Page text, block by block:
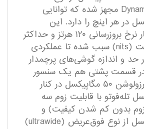
Dynamic AMOLED 2X مجهز شده که توانایی
۴۰۳ پیکسل در هر اینچ را دارد. این
مشخصات در کنار نرخ بروزرسانی ۱۲۰ هرتز و حداکثر
روشنایی ۱۴۵۰ نیت (nits) سبب شده تا عملکردی
حد و اندازه گوشی‌های پرچمدار
در قسمت پشتی هم یک سنسور
دوربین اصلی با رزولوشن ۵۰ مگاپیکسل در کنار
تله‌فوتو با قابلیت زوم سه
(زوم بدون کم شدن کیفیت) و
سنسور ۱۲ مگاپیکسل از نوع فوق‌عریض (ultrawide)